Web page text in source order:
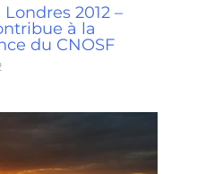
2012 –
à la
du CNOSF